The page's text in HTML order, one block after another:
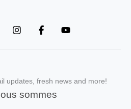
updates, fresh news and more!
sommes